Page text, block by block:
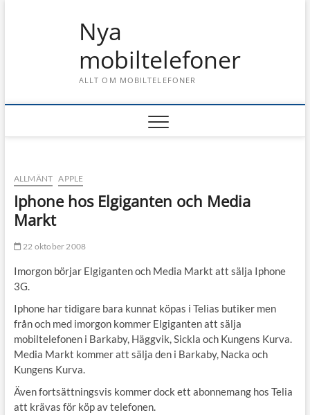
Nya
mobiltelefoner
ALLT OM MOBILTELEFONER
ALLMÄNT APPLE
Iphone hos Elgiganten och Media
Markt
22 oktober 2008
Imorgon börjar Elgiganten och Media Markt att sälja Iphone
3G.
Iphone har tidigare bara kunnat köpas i Telias butiker men
från och med imorgon kommer Elgiganten att sälja
mobiltelefonen i Barkaby, Häggvik, Sickla och Kungens Kurva.
Media Markt kommer att sälja den i Barkaby, Nacka och
Kungens Kurva.
Även fortsättningsvis kommer dock ett abonnemang hos Telia
att krävas för köp av telefonen.